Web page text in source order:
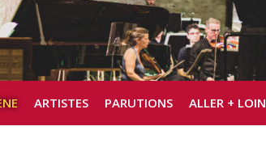
ARTISTES PARUTIONS ALLER + LOIN